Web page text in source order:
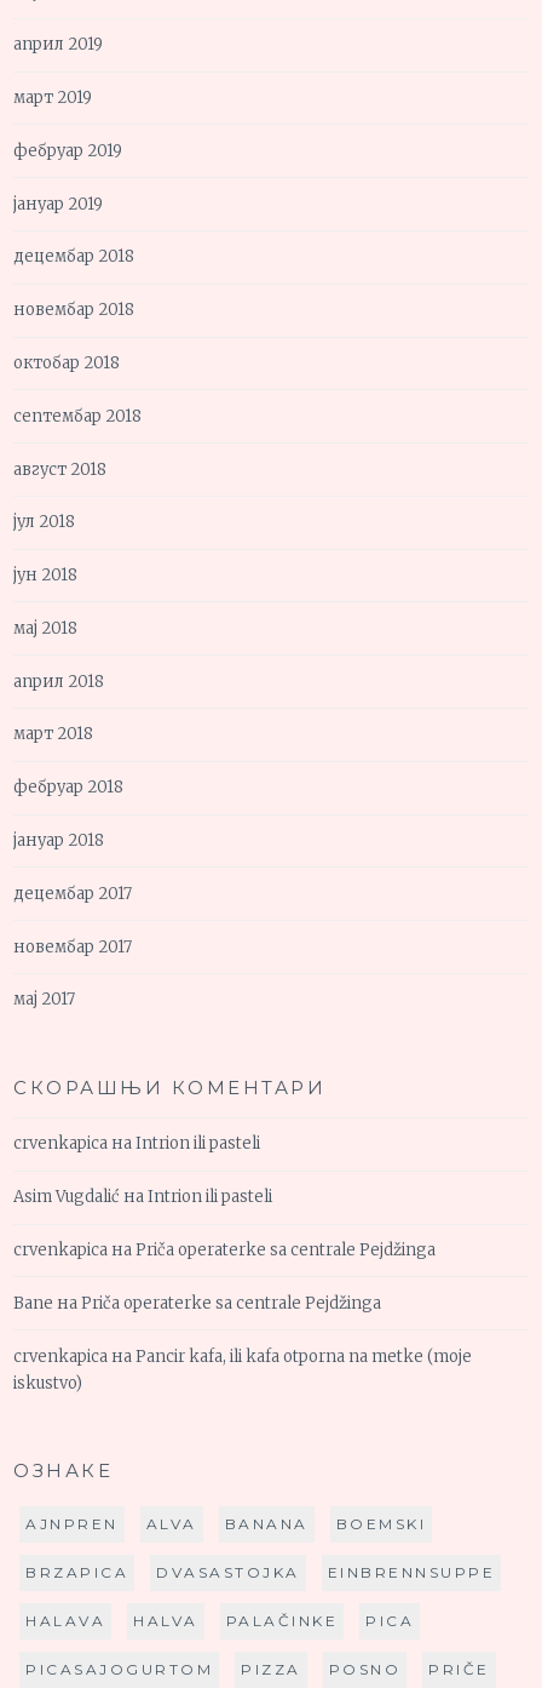
април 2019
март 2019
фебруар 2019
јануар 2019
децембар 2018
новембар 2018
октобар 2018
септембар 2018
август 2018
јул 2018
јун 2018
мај 2018
април 2018
март 2018
фебруар 2018
јануар 2018
децембар 2017
новембар 2017
мај 2017
СКОРАШЊИ КОМЕНТАРИ
crvenkapica наIntrion ili pasteli
Asim Vugdalić наIntrion ili pasteli
crvenkapica наPriča operaterke sa centrale Pejdžinga
Bane наPriča operaterke sa centrale Pejdžinga
crvenkapica наPancir kafa, ili kafa otporna na metke (moje
iskustvo)
ОЗНАКЕ
AJNPREN ALVA BANANA BOEMSKI
BRZAPICA DVASASTOJKA EINBRENNSUPPE
HALAVA HALVA PALAČINKE PICA
PICASAJOGURTOM PIZZA POSNO PRIČE